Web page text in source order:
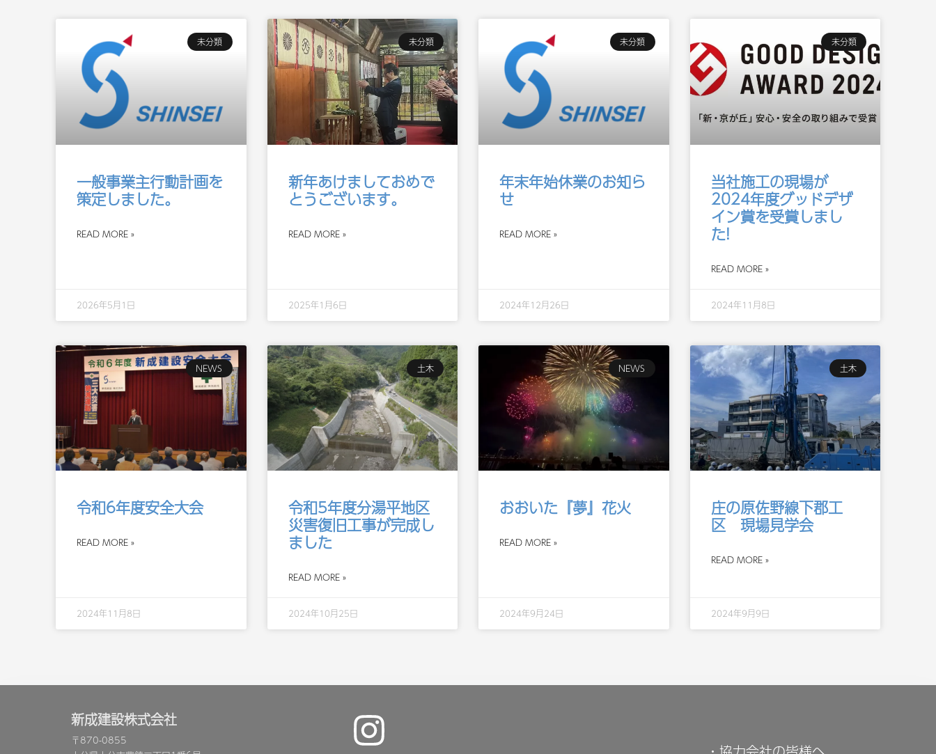
未分類
一般事業主行動計画を
策定しました。
READ MORE »
2026年5月1日
未分類
新年あけましておめで
とうございます。
READ MORE »
2025年1月6日
未分類
年末年始休業のお知ら
せ
READ MORE »
2024年12月26日
未分類
当社施工の現場が
2024年度グッドデザ
イン賞を受賞しまし
た!
READ MORE »
2024年11月8日
NEWS
令和6年度安全大会
READ MORE »
2024年11月8日
土木
令和5年度分湯平地区
災害復旧工事が完成し
ました
READ MORE »
2024年10月25日
NEWS
おおいた『夢』花火
READ MORE »
2024年9月24日
土木
庄の原佐野線下郡工
区 現場見学会
READ MORE »
2024年9月9日
新成建設株式会社
〒870-0855